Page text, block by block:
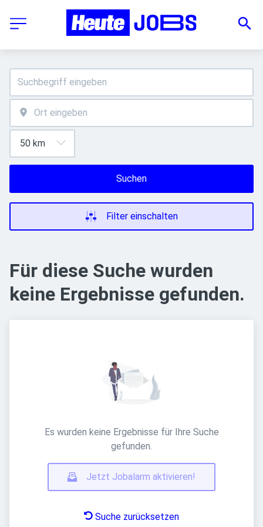
Suchen
Filter einschalten
Für diese Suche wurden
keine Ergebnisse gefunden.
Es wurden keine Ergebnisse für Ihre Suche
gefunden.
Jetzt Jobalarm aktivieren!
Suche zurücksetzen